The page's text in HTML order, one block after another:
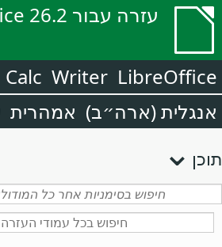
עזרה עבור LibreOffice 26.2
LibreOffice
Writer
Calc
אנגלית (ארה״ב) אמהרית
תוכן